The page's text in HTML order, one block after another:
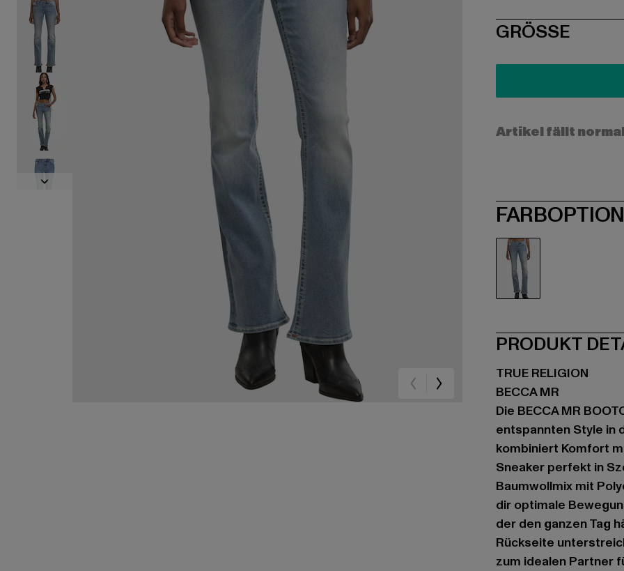
SIZE
GRÖSSE
Artikel fällt
PRODUKT
TRUE RELIGION
BECCA MR
Die BECCA MR
entspannten Style in
kombiniert Komfort
Sneaker perfekt in
Baumwollmix mit
dir optimale
der den ganzen Tag
Rückseite
zum idealen Partner